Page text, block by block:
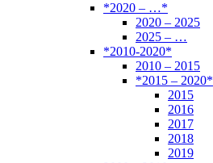
*2020 – …*
2020 – 2025
2025 – …
*2010-2020*
2010 – 2015
*2015 – 2020*
2015
2016
2017
2018
2019